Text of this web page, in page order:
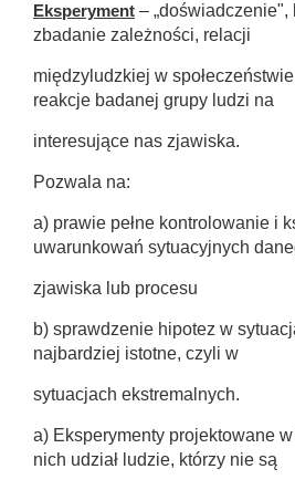
Eksperyment – „doświadczenie",
zbadanie zależności, relacji
międzyludzkiej w
reakcje badanej grupy ludzi na
interesujące nas zjawiska.
Pozwala na:
a) prawie pełne kontrolowanie i
uwarunkowań sytuacyjnych
zjawiska lub procesu
b) sprawdzenie hipotez w
najbardziej istotne, czyli w
sytuacjach ekstremalnych.
a) Eksperymenty projektowane
nich udział ludzie, którzy nie są